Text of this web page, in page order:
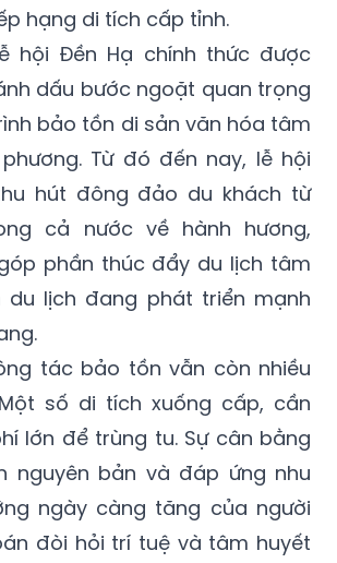
hạng di tích cấp tỉnh.
hội Đền Hạ chính thức được
dấu bước ngoặt quan trọng
bảo tồn di sản văn hóa tâm
Từ đó đến nay, lễ hội
hút đông đảo du khách từ
cả nước về hành hương,
phần thúc đẩy du lịch tâm
du lịch đang phát triển mạnh
tác bảo tồn vẫn còn nhiều
số di tích xuống cấp, cần
lớn để trùng tu. Sự cân bằng
nguyên bản và đáp ứng nhu
ngày càng tăng của người
đòi hỏi trí tuệ và tâm huyết